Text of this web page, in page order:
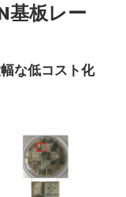
基板レー
な低コスト化